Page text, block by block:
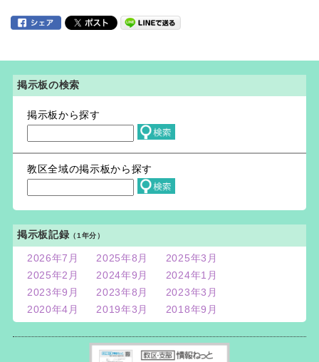
掲示板の検索
掲示板から探す
教区全域の掲示板から探す
掲示板記録 （1年分）
2026年7月 2025年8月
2025年3月
2025年2月
2024年9月
2024年1月
2023年9月
2023年8月
2023年3月
2020年4月
2019年3月 2018年9月